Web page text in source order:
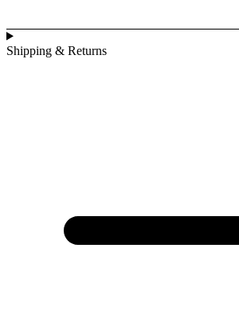
Shipping & Returns